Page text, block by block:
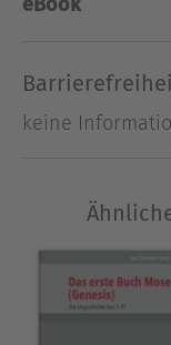
ecocritical, and
keine